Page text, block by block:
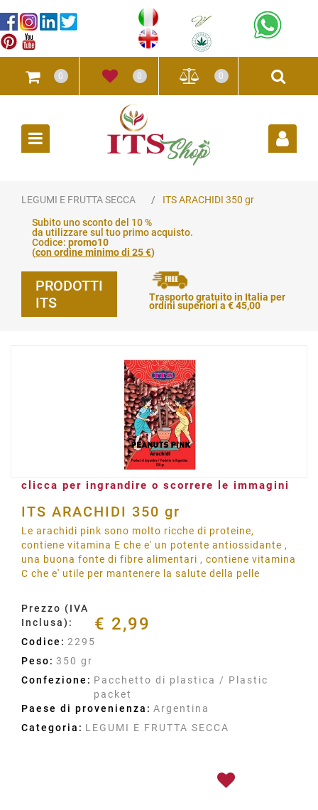
0 0 0
LEGUMI E FRUTTA SECCA ITS ARACHIDI 350 gr
Subito uno sconto del 10 %
da utilizzare sul tuo primo acquisto.
Codice: promo10
(con ordine minimo di 25 €)
PRODOTTI
ITS
Trasporto gratuito in Italia per
ordini superiori a € 45,00
clicca per ingrandire o scorrere le immagini
ITS ARACHIDI 350 gr
Le arachidi pink sono molto ricche di proteine,
contiene vitamina E che e' un potente antiossidante ,
una buona fonte di fibre alimentari , contiene vitamina
C che e' utile per mantenere la salute della pelle
Prezzo (IVA
Inclusa):
€ 2,99
Codice: 2295
Peso: 350 gr
Confezione: Pacchetto di plastica / Plastic
packet
Paese di provenienza: Argentina
Categoria: LEGUMI E FRUTTA SECCA